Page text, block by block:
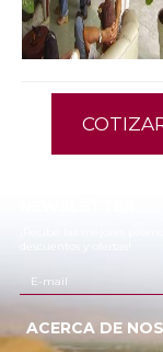
ACERCA DE